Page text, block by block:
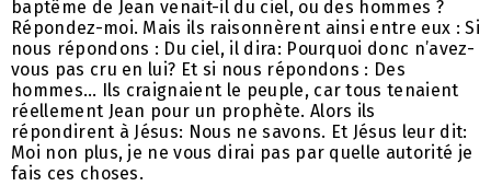
baptême de Jean venait-il du ciel, ou des hommes ?
Répondez-moi. Mais ils raisonnèrent ainsi entre eux : Si
nous répondons : Du ciel, il dira: Pourquoi donc n’avez-
vous pas cru en lui? Et si nous répondons : Des
hommes… Ils craignaient le peuple, car tous tenaient
réellement Jean pour un prophète. Alors ils
répondirent à Jésus: Nous ne savons. Et Jésus leur dit:
Moi non plus, je ne vous dirai pas par quelle autorité je
fais ces choses.